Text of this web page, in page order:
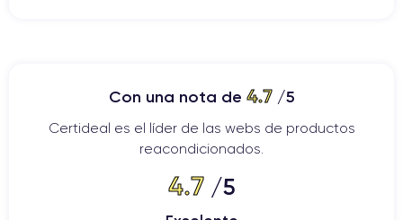
Con una nota de 4.7/5
Certideal es el líder de las webs de productos
reacondicionados.
4.7/5